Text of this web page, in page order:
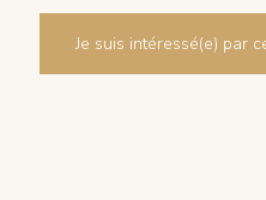
Je suis intéressé(e) par